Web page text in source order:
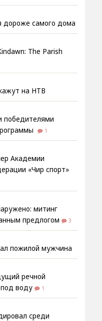
дороже самого дома
The Parish
на НТВ
победителями
1
Академии
«Чир спорт»
митинг
предлогом
3
пожилой мужчина
речной
воду
1
среди